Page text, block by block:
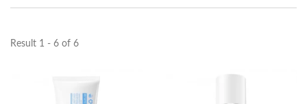
Result 1 - 6 of 6